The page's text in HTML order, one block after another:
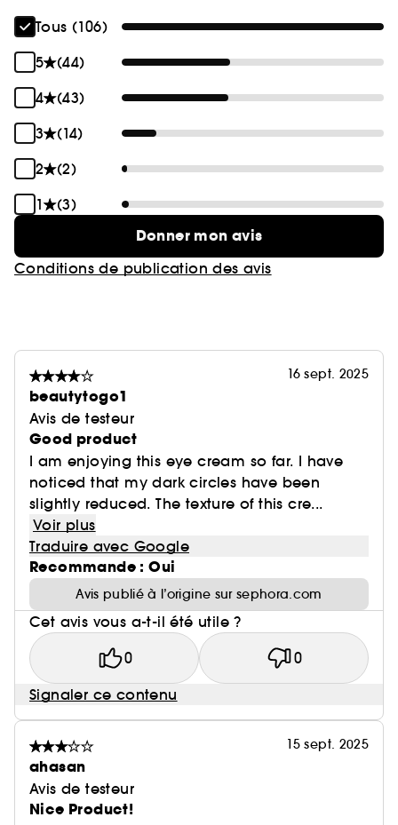
Tous (106)
5
(44)
4
(43)
3
(14)
2
(2)
1
(3)
Donner mon avis
Conditions de publication des avis
16 sept. 2025
beautytogo1
Avis de testeur
Good product
I am enjoying this eye cream so far. I have
noticed that my dark circles have been
slightly reduced. The texture of this cre...
Voir plus
Traduire avec Google
Recommande : Oui
Avis publié à l’origine sur sephora.com
Cet avis vous a-t-il été utile ?
0 0
Signaler ce contenu
15 sept. 2025
ahasan
Avis de testeur
Nice Product!